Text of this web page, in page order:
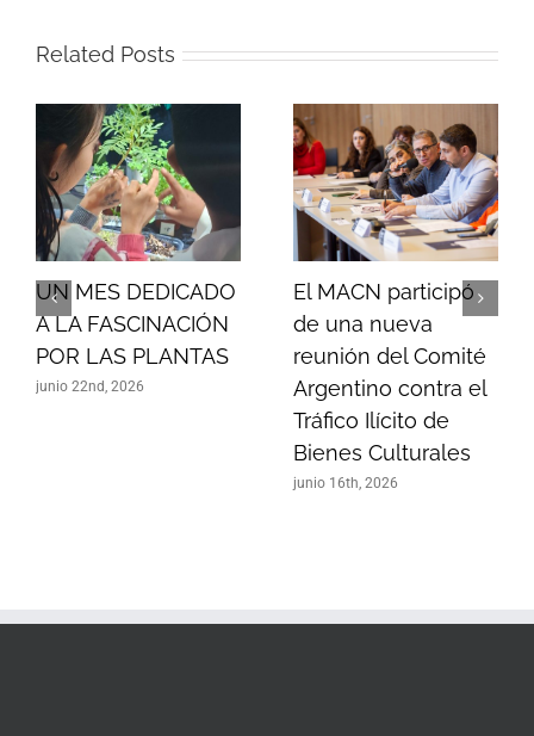
Related Posts
UN MES DEDICADO
A LA FASCINACIÓN
POR LAS PLANTAS
junio 22nd, 2026
El MACN participó
de una nueva
reunión del Comité
Argentino contra el
Tráfico Ilícito de
Bienes Culturales
junio 16th, 2026